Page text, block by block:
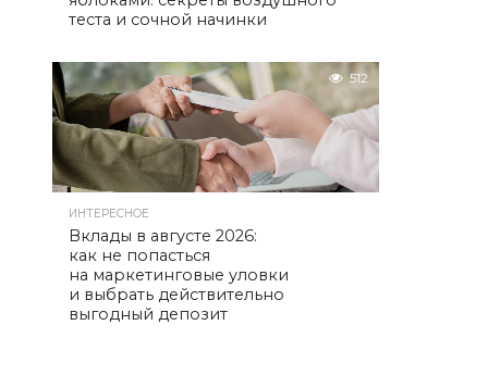
теста и сочной начинки
512
ИНТЕРЕСНОЕ
Вклады в августе 2026:
как не попасться
на маркетинговые уловки
и выбрать действительно
выгодный депозит